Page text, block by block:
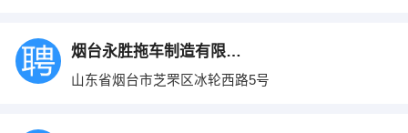
烟台永胜拖车制造有限公司
山东省烟台市芝罘区冰轮西路5号